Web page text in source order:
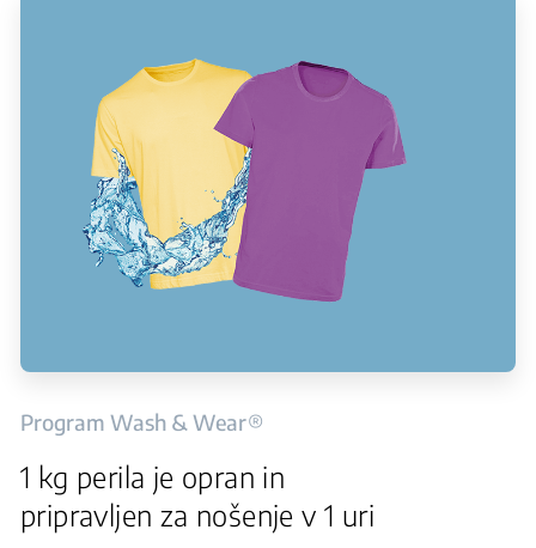
Program Wash & Wear®
1 kg perila je opran in
pripravljen za nošenje v 1 uri